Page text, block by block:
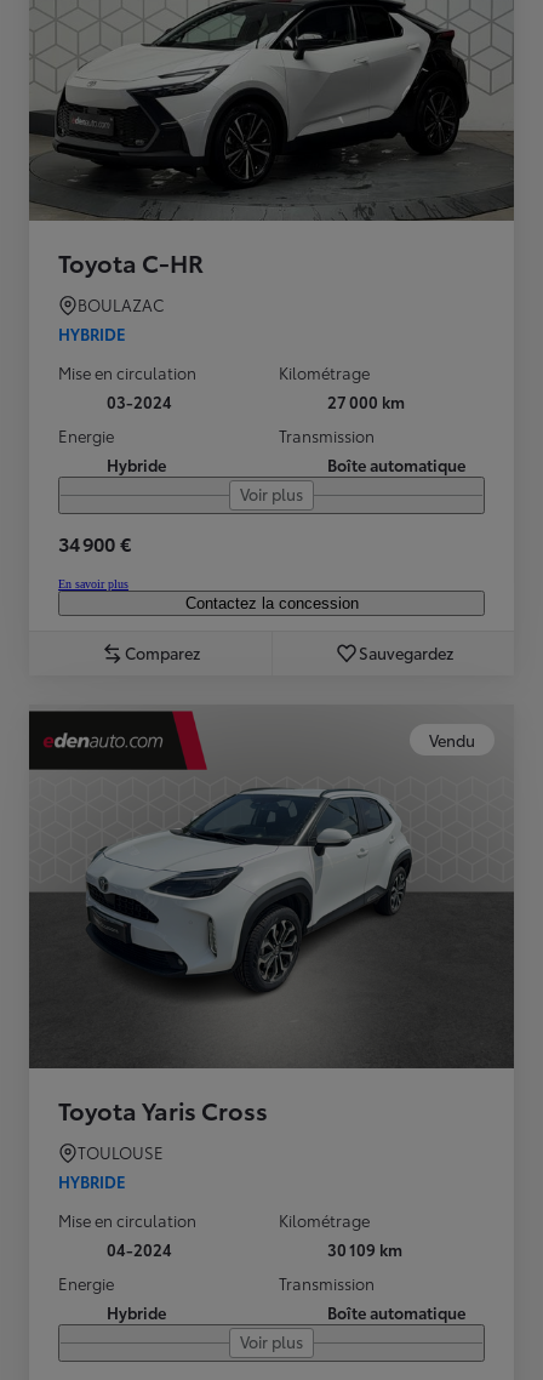
Toyota C-HR
BOULAZAC
HYBRIDE
Mise en circulation
03-2024
Kilométrage
27 000 km
Energie
Hybride
Transmission
Boîte automatique
Voir plus
34 900 €
En savoir plus
Contactez la concession
Comparez Sauvegardez
Vendu
Toyota Yaris Cross
TOULOUSE
HYBRIDE
Mise en circulation
04-2024
Kilométrage
30 109 km
Energie
Hybride
Transmission
Boîte automatique
Voir plus